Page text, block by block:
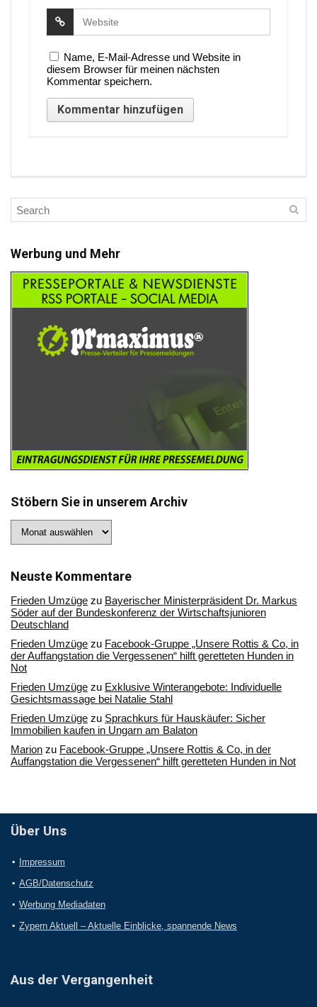
Name, E-Mail-Adresse und Website in
diesem Browser für meinen nächsten
Kommentar speichern.
Werbung und Mehr
Stöbern Sie in unserem Archiv
Sie
Archiv
Neuste Kommentare
Frieden Umzüge zu Bayerischer Ministerpräsident Dr. Markus
Söder auf der Bundeskonferenz der Wirtschaftsjunioren
Deutschland
Frieden Umzüge zu Facebook-Gruppe „Unsere Rottis & Co, in
der Auffangstation die Vergessenen“ hilft geretteten Hunden in
Not
Frieden Umzüge zu Exklusive Winterangebote: Individuelle
Gesichtsmassage bei Natalie Stahl
Frieden Umzüge zu Sprachkurs für Hauskäufer: Sicher
Immobilien kaufen in Ungarn am Balaton
Marion zu Facebook-Gruppe „Unsere Rottis & Co, in der
Auffangstation die Vergessenen“ hilft geretteten Hunden in Not
Über Uns
Impressum
AGB/Datenschutz
Werbung Mediadaten
Zypern Aktuell – Aktuelle Einblicke, spannende News
Aus der Vergangenheit